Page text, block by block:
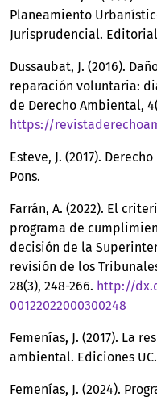
Planeamiento
Jurisprudencial.
Dussaubat, J. (2016).
reparación voluntaria:
de Derecho Ambiental,
https://
Esteve, J. (2017).
Pons.
Farrán, A. (2022). El
programa de
decisión de la
revisión de los
28(3), 248-266. http://
00122022000300248
Femenías, J. (2017). La
ambiental. Ediciones UC.
Femenías, J. (2024).